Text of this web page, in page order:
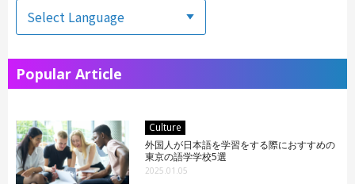
Popular Article
Culture
外国人が日本語を学習をする際におすすめの
東京の語学学校5選
2025.01.05